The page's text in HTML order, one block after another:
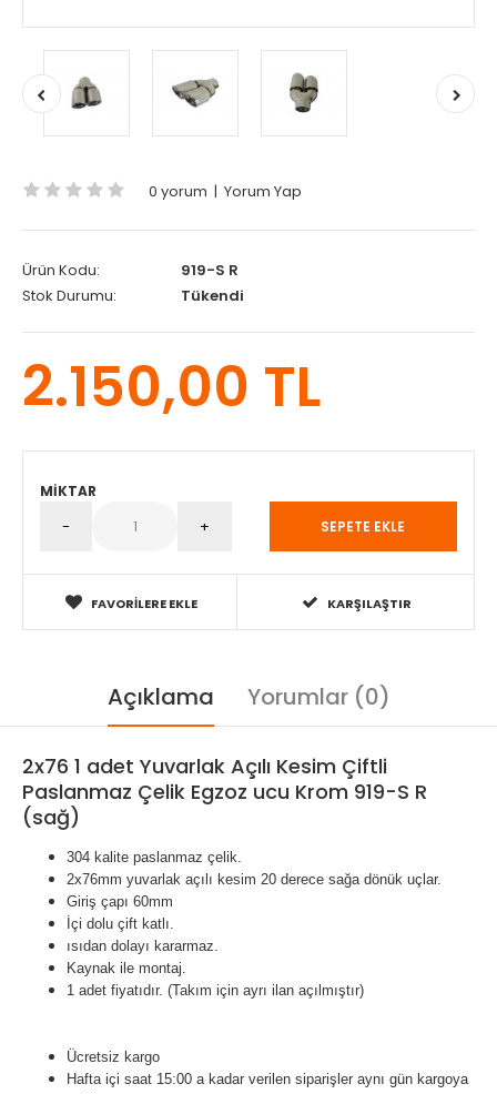
0 yorum | Yorum Yap
Ürün Kodu:
919-S R
Stok Durumu:
Tükendi
2.150,00 TL
MIKTAR
FAVORILERE EKLE KARŞILAŞTIR
Açıklama Yorumlar (0)
2x76 1 adet Yuvarlak Açılı Kesim Çiftli
Paslanmaz Çelik Egzoz ucu Krom 919-S R
(sağ)
304 kalite paslanmaz çelik.
2x76mm yuvarlak açılı kesim 20 derece sağa dönük uçlar.
Giriş çapı 60mm
İçi dolu çift katlı.
ısıdan dolayı kararmaz.
Kaynak ile montaj.
1 adet fiyatıdır. (Takım için ayrı ilan açılmıştır)
Ücretsiz kargo
Hafta içi saat 15:00 a kadar verilen siparişler aynı gün kargoya